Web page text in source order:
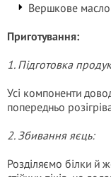
Вершкове
Приготування:
1. Підготовка
Усі компоненти
попередньо
2. Збивання яєць:
Розділяємо білки й